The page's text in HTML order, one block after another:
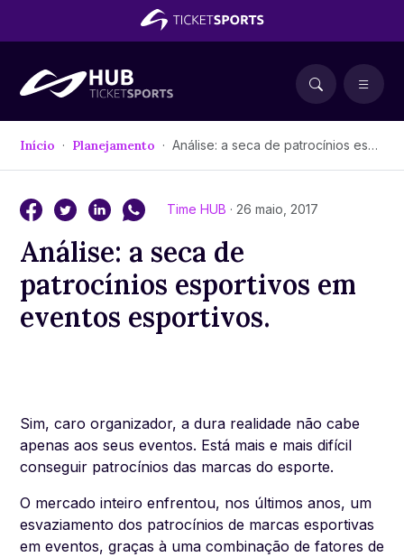
Início Planejamento Análise: a seca de patrocínios esportivos em eventos esportivos.
Time HUB · 26 maio, 2017
Análise: a seca de
patrocínios esportivos em
eventos esportivos.
Sim, caro organizador, a dura realidade não cabe
apenas aos seus eventos. Está mais e mais difícil
conseguir patrocínios das marcas do esporte.
O mercado inteiro enfrentou, nos últimos anos, um
esvaziamento dos patrocínios de marcas esportivas
em eventos, graças à uma combinação de fatores de